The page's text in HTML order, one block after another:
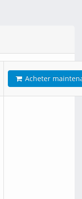
Acheter